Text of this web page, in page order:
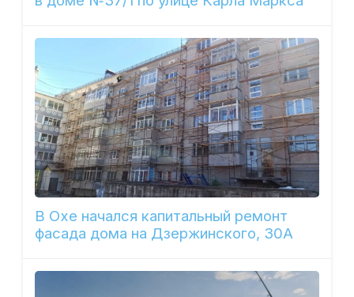
В Охе начался капитальный ремонт
фасада дома на Дзержинского, 30А